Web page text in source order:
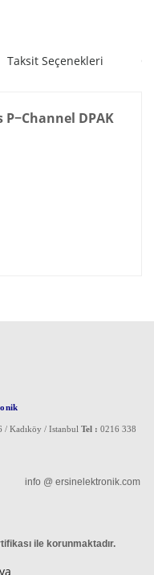
Taksit Seçenekleri
P−Channel DPAK
/ Kadıköy / Istanbul Tel : 0216 338
info @ ersinelektronik.com
ile korunmaktadır.